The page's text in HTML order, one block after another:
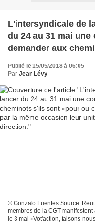
L'intersyndicale de
du 24 au 31 mai une consultation pour
demander aux
même occasion leur
Publié le 15/05/2018 à 06:05
Par Jean Lévy
© Gonzalo Fuentes Source:
membres de la CGT
le 3 mai «Vot'action, faisons-